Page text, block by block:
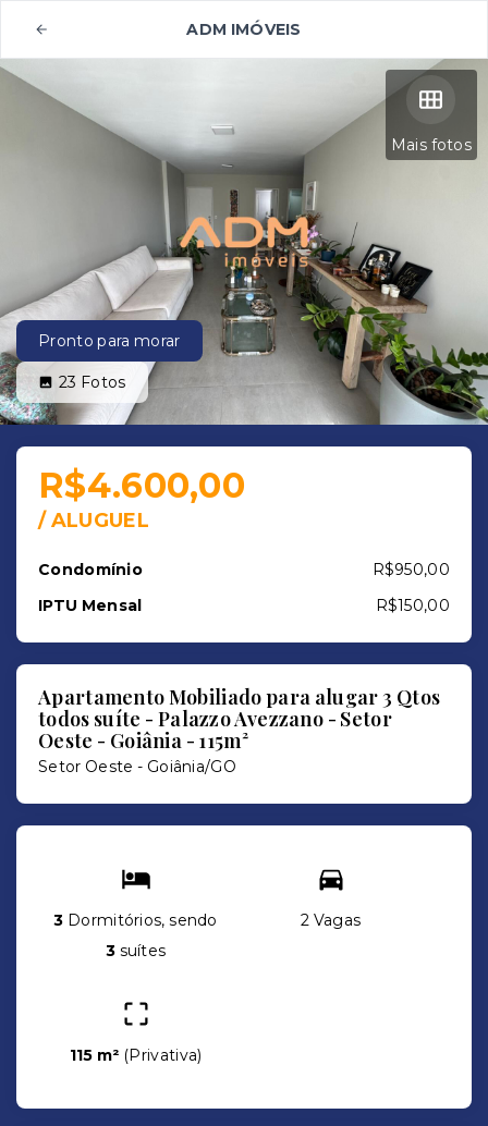
ADM IMÓVEIS
Mais fotos
Pronto para morar
23 Fotos
R$4.600,00
/ALUGUEL
Condomínio
R$950,00
IPTU Mensal
R$150,00
Apartamento Mobiliado para alugar 3 Qtos
todos suíte - Palazzo Avezzano - Setor
Oeste - Goiânia - 115m²
Setor Oeste - Goiânia/GO
3 Dormitórios, sendo
3suítes
2 Vagas
115 m² (Privativa)